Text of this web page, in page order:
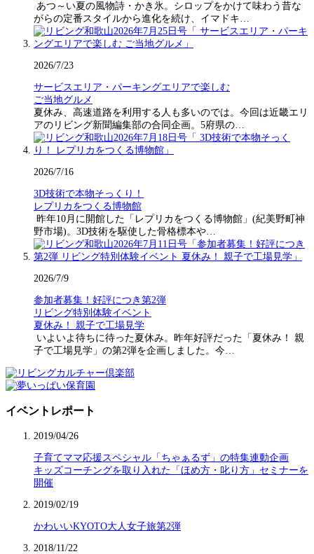
あつ～い夏の風物詩・かき氷。シロップをかけて味わう昔な
がらの定番スタイルから進化を続け、イマドキ…
2026/7/23
サービスエリア・パーキングエリアで楽しむ
ご当地グルメ
夏休み、高速道路を利用する人も多いのでは。今回は近畿エリ
アのリビング新聞編集部の合同企画。5府県の…
2026/7/16
3D技術で本物そっくり！
レプリカをつくる博物館
昨年10月に開館した「レプリカをつくる博物館」(紀美野町神
野市場)。3D技術を駆使した骨格標本や…
2026/7/9
参加者募集！好評につき第2弾
リビング特別体験イベント
夏休み！ 親子で工場見学
いよいよ待ちに待った夏休み。昨年好評だった「夏休み！ 親
子で工場見学」の第2弾を企画しました。今…
イベントレポート
2019/04/26
子育てママ応援スペシャル「ちゃぁるず」の特集連動企画
キッズコーチングを取り入れた「ほめ方・叱り方」セミナーを
開催
2019/02/19
かわいいKYOTO大人女子旅第2弾
2018/11/22